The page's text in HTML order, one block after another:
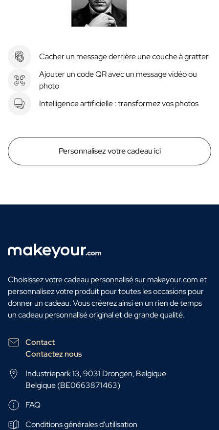
Cacher un message derrière une couche à gratter
Ajouter un code QR avec un message vidéo ou
photo
Intelligence artificielle : transformez vos photos
Personnalisez votre cadeau ici
Choisissez votre cadeau personnalisé sur makeyour.com et
personnalisez votre produit pour toutes les occasions pour
donner un cadeau. Vous créerez ainsi en un rien de temps
un cadeau personnalisé original et de grande qualité.
Contact
Contactez nous
Industriepark 13, 9031 Drongen, Belgique
Belgique (BE0663871463)
FAQ
Conditions générales d'utilisation